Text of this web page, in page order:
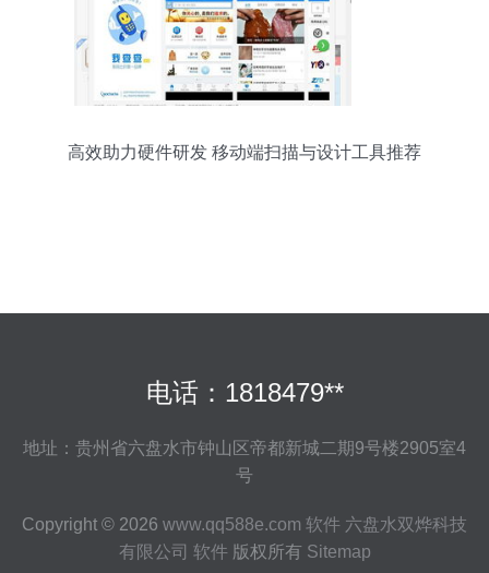
高效助力硬件研发 移动端扫描与设计工具推荐
电话：1818479**
地址：贵州省六盘水市钟山区帝都新城二期9号楼2905室4
号
Copyright © 2026 www.qq588e.com 软件 六盘水双烨科技
有限公司 软件版权所有 Sitemap